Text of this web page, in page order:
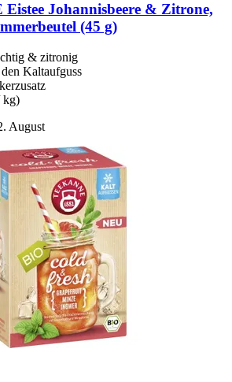
Eistee Johannisbeere & Zitrone,
(45 g)
& zitronig
Kaltaufguss
kg)
August